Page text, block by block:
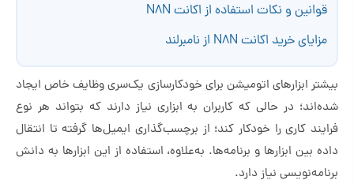
قوانین و نکات استفاده از اکانت N8N
مزایای خرید اکانت N8N از نامبرلند
بیشتر ابزارهای اتومیشن برای خودکارسازی یک‌سری وظایف خاص ایجاد
شده‌اند؛ در حالی که کاربران به ابزاری نیاز دارند که بتواند هر نوع
فرایند کاری را خودکار کند؛ از برچسب‌گذاری ایمیل‌ها گرفته تا انتقال
داده بین ابزارها و برنامه‌ها. به‌علاوه، استفاده از این ابزارها به دانش
برنامه‌نویسی نیاز دارد.